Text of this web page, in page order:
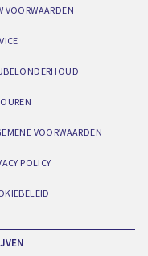
VOORWAARDEN
VOORWAARDEN
POLICY